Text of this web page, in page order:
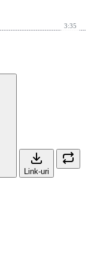
3:35
Link-uri